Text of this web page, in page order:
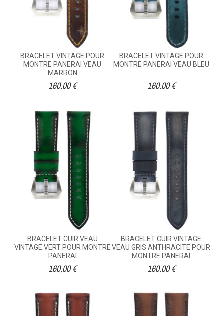
BRACELET VINTAGE POUR
MONTRE PANERAI VEAU
MARRON
160,00 €
BRACELET VINTAGE POUR
MONTRE PANERAI VEAU BLEU
160,00 €
BRACELET CUIR VEAU
VINTAGE VERT POUR MONTRE
PANERAI
160,00 €
BRACELET CUIR VINTAGE
VEAU GRIS ANTHRACITE POUR
MONTRE PANERAI
160,00 €